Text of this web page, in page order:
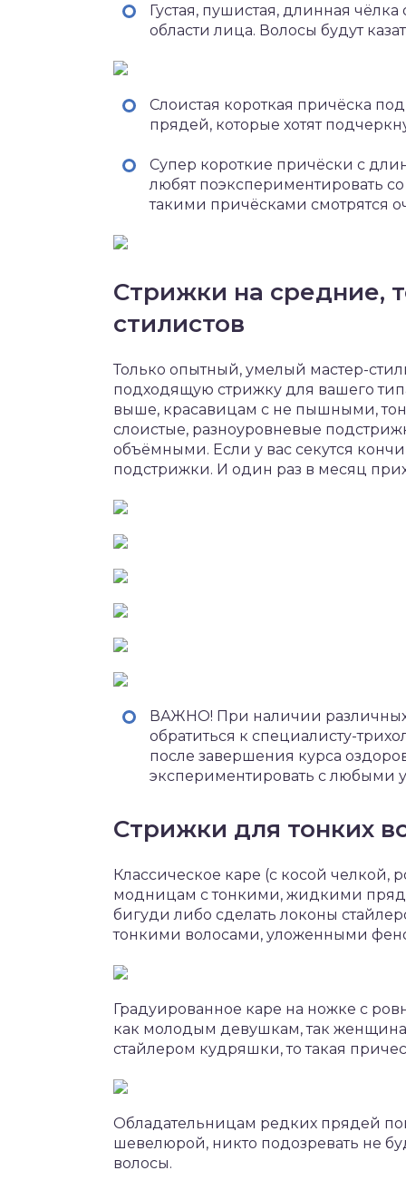
Густая, пушистая, длинная
области лица. Волосы будут
Слоистая короткая причёска
прядей, которые хотят
Супер короткие причёски с
любят поэкспериментировать
такими причёсками смотрятся
Стрижки на средние,
стилистов
Только опытный, умелый мастер-
подходящую стрижку для вашего
выше, красавицам с не пышными,
слоистые, разноуровневые
объёмными. Если у вас секутся
подстрижки. И один раз в месяц
ВАЖНО! При наличии различных
обратиться к специалисту-
после завершения курса
экспериментировать с любыми
Стрижки для тонких
Классическое каре (с косой челкой,
модницам с тонкими, жидкими
бигуди либо сделать локоны
тонкими волосами, уложенными
Градуированное каре на ножке с
как молодым девушкам, так
стайлером кудряшки, то такая
Обладательницам редких прядей
шевелюрой, никто подозревать не
волосы.